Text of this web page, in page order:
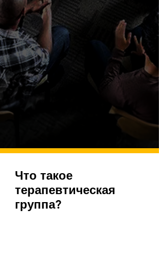
Что такое
терапевтическая
группа?